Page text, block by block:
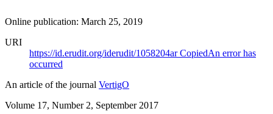
Online publication: March 25, 2019
URI
https://id.erudit.org/iderudit/1058204arCopiedAn error has
occurred
An article of the journal VertigO
Volume 17, Number 2, September 2017